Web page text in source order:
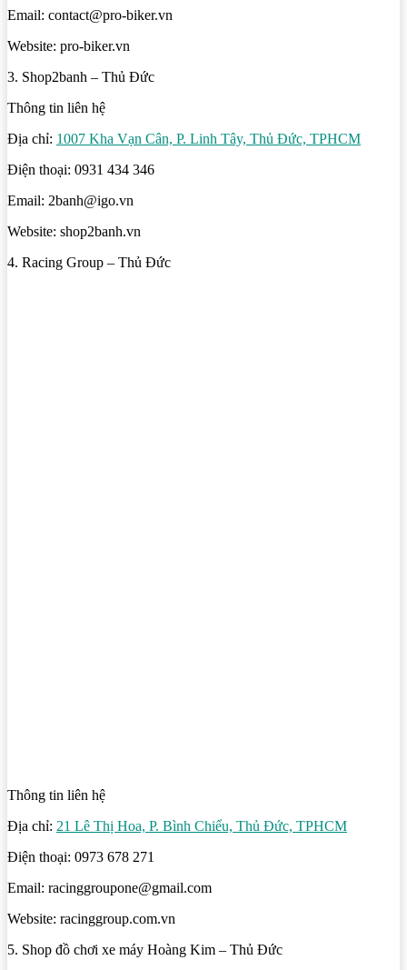
Email: contact@pro-biker.vn
Website: pro-biker.vn
3. Shop2banh – Thủ Đức
Thông tin liên hệ
Địa chỉ: 1007 Kha Vạn Cân, P. Linh Tây, Thủ Đức, TPHCM
Điện thoại: 0931 434 346
Email: 2banh@igo.vn
Website: shop2banh.vn
4. Racing Group – Thủ Đức
Thông tin liên hệ
Địa chỉ: 21 Lê Thị Hoa, P. Bình Chiểu, Thủ Đức, TPHCM
Điện thoại: 0973 678 271
Email: racinggroupone@gmail.com
Website: racinggroup.com.vn
5. Shop đồ chơi xe máy Hoàng Kim – Thủ Đức